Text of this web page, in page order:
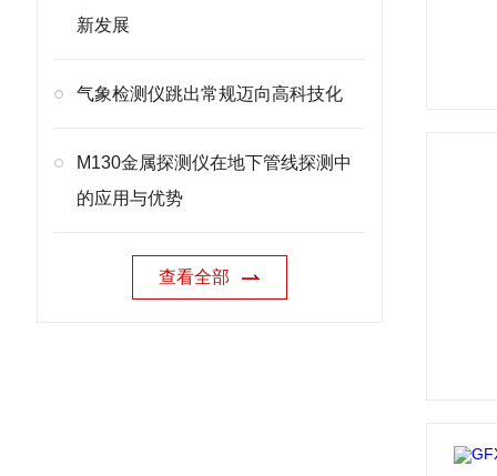
新发展
气象检测仪跳出常规迈向高科技化
M130金属探测仪在地下管线探测中
的应用与优势
查看全部